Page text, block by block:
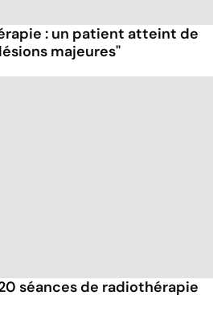
: un patient atteint de
majeures"
séances de radiothérapie